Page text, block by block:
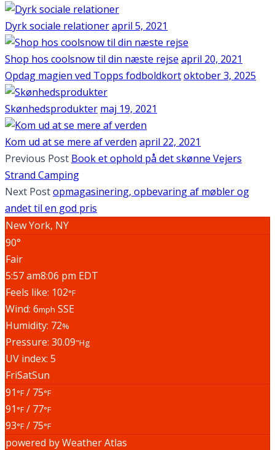
Dyrk sociale relationerapril 5, 2021
Shop hos coolsnow til din næste rejse april 20, 2021
Opdag magien ved Topps fodboldkortoktober 3, 2025
Skønhedsprodukter maj 19, 2021
Kom ud at se mere af verden april 22, 2021
Previous Post Book et ophold på det skønne Vejers
Strand Camping
Next Postopmagasinering, opbevaring af møbler og
andet til en god pris
New York, NY
90°
Fair
5:57 am8:06 pm EDT
Feels like: 102°F
Wind: 6mph SSE
Humidity: 72%
Pressure: 30.09"Hg
UV index: 5
FriSatSun
91 °F/ 75°F
91 °F/ 77°F
93°F/ 75°F
powered byWeather Atlas